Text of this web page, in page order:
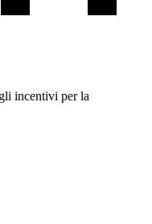
incentivi per la